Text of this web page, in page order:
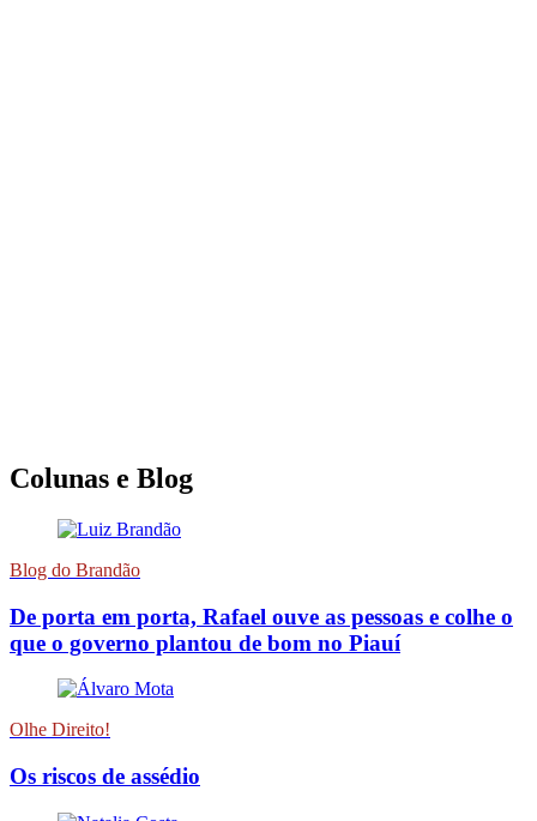
Colunas e Blog
Blog do Brandão
De porta em porta, Rafael ouve as pessoas e colhe o
que o governo plantou de bom no Piauí
Olhe Direito!
Os riscos de assédio